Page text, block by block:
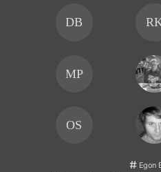
DB
MP
OS
Egon